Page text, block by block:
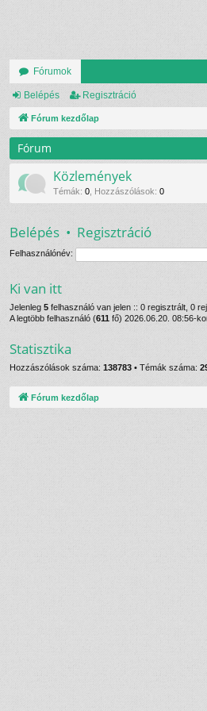
Fórumok
Belépés Regisztráció
Fórum kezdőlap
Fórum
Közlemények
Témák: 0 Hozzászólások: 0
Belépés • Regisztráció
Felhasználónév:
Ki van itt
Jelenleg 5 felhasználó van jelen :: 0 regisztrált, 0
A legtöbb felhasználó (611 fő) 2026.06.20. 08:56-
Statisztika
Hozzászólások száma: 138783 • Témák száma:
Fórum kezdőlap